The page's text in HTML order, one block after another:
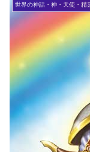
世界の神話・神・天使・精